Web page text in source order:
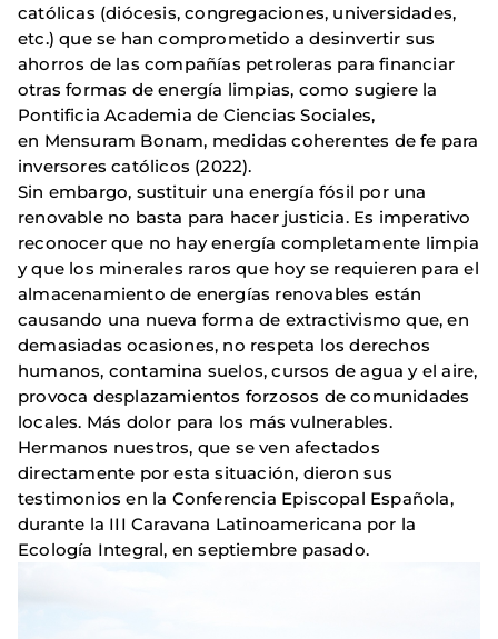
católicas (diócesis, congregaciones, universidades,
etc.) que se han comprometido a desinvertir sus
ahorros de las compañías petroleras para financiar
otras formas de energía limpias, como sugiere la
Pontificia Academia de Ciencias Sociales,
en Mensuram Bonam, medidas coherentes de fe para
inversores católicos (2022).
Sin embargo, sustituir una energía fósil por una
renovable no basta para hacer justicia. Es imperativo
reconocer que no hay energía completamente limpia
y que los minerales raros que hoy se requieren para el
almacenamiento de energías renovables están
causando una nueva forma de extractivismo que, en
demasiadas ocasiones, no respeta los derechos
humanos, contamina suelos, cursos de agua y el aire,
provoca desplazamientos forzosos de comunidades
locales. Más dolor para los más vulnerables.
Hermanos nuestros, que se ven afectados
directamente por esta situación, dieron sus
testimonios en la Conferencia Episcopal Española,
durante la III Caravana Latinoamericana por la
Ecología Integral, en septiembre pasado.